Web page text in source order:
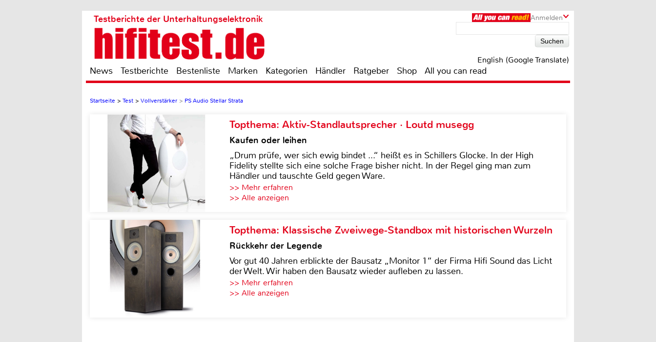
Anmelden
Testberichte der Unterhaltungselektronik
English (Google Translate)
News Testberichte Bestenliste Marken Kategorien Händler Ratgeber Shop All you can read
Startseite > Test > Vollverstärker > PS Audio Stellar Strata
Topthema: Aktiv-Standlautsprecher · Loutd musegg
Kaufen oder leihen
„Drum prüfe, wer sich ewig bindet ...“ heißt es in Schillers Glocke. In der High
Fidelity stellte sich eine solche Frage bisher nicht. In der Regel ging man zum
Händler und tauschte Geld gegen Ware.
>> Mehr erfahren
>> Alle anzeigen
Topthema: Klassische Zweiwege-Standbox mit historischen Wurzeln
Rückkehr der Legende
Vor gut 40 Jahren erblickte der Bausatz „Monitor 1“ der Firma Hifi Sound das Licht
der Welt. Wir haben den Bausatz wieder aufleben zu lassen.
>> Mehr erfahren
>> Alle anzeigen